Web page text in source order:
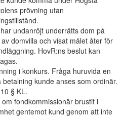
prövning utan
undanröjt underrätts dom på
domvilla och visat målet åter för
HovR:ns beslut kan
i konkurs. Fråga huruvida en
betalning kunde anses som ordinär.
§ KL.
om fondkommissionär brustit i
gentemot kund genom att inte